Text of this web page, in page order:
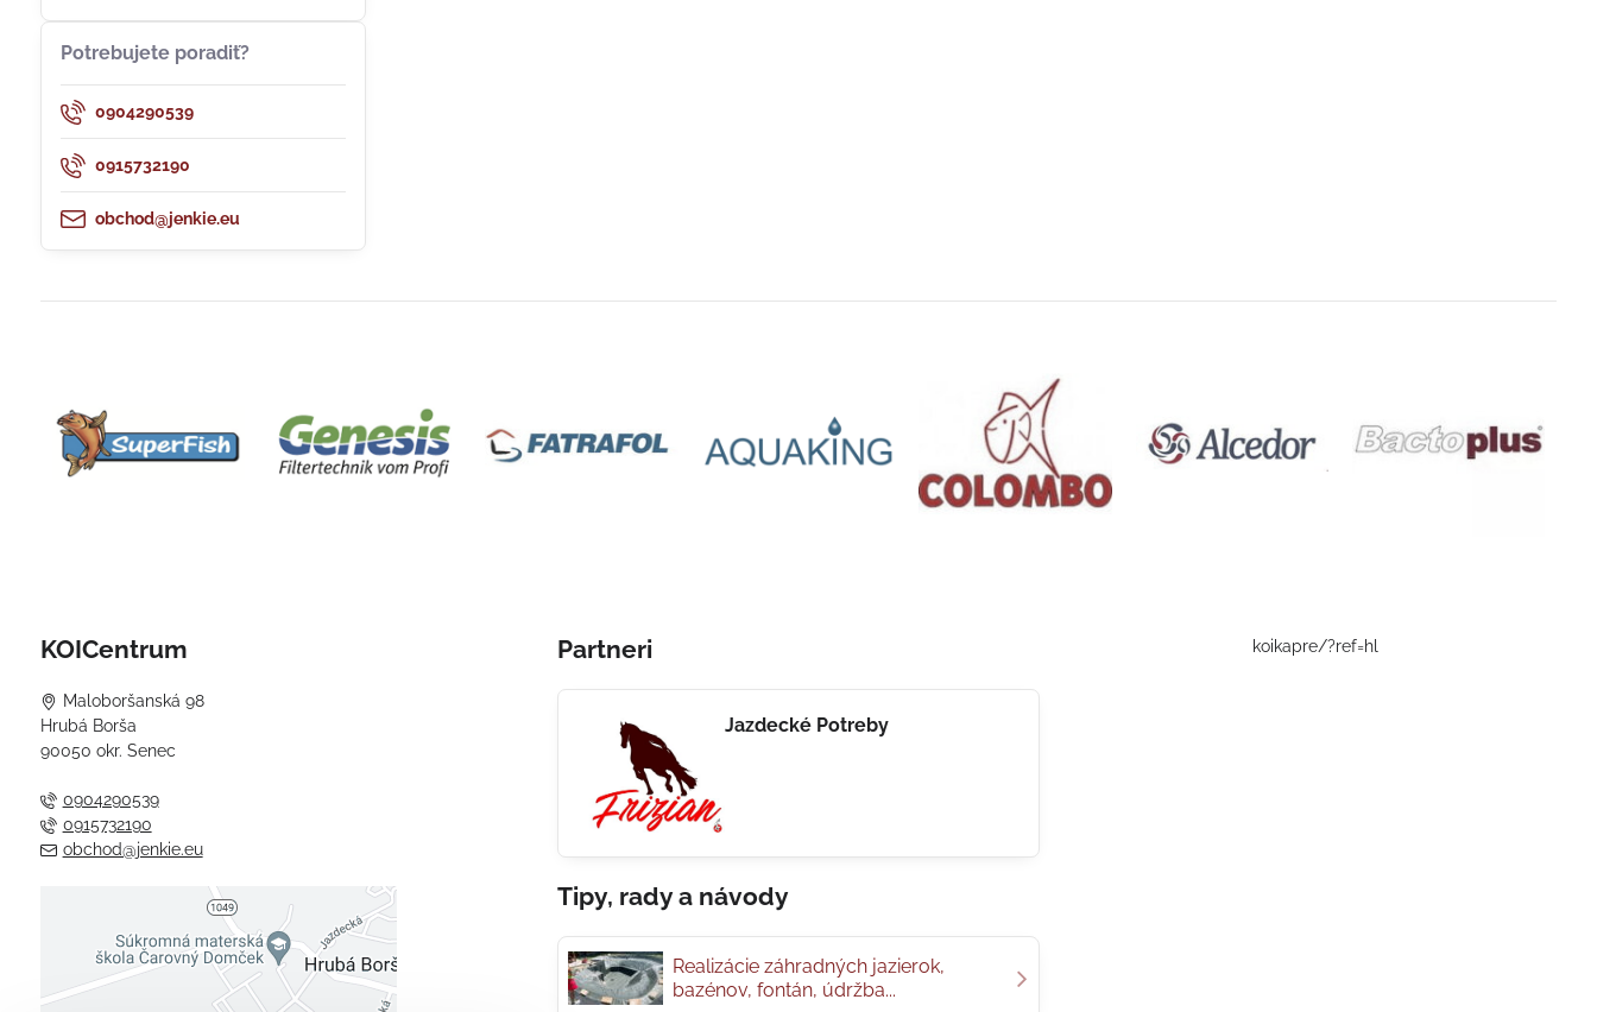
Potrebujete poradiť?
0904290539
0915732190
obchod@jenkie.eu
KOICentrum
Maloboršanská 98
Hrubá Borša
90050 okr. Senec
0904290539
0915732190
obchod@jenkie.eu
Externý obsah je blokovaný
Voľbami súkromia
Partneri
Jazdecké Potreby
Tipy, rady a návody
Realizácie záhradných jazierok,
bazénov, fontán, údržba...
koikapre/?ref=hl